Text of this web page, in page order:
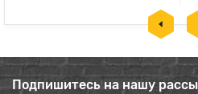
Подпишитесь на нашу